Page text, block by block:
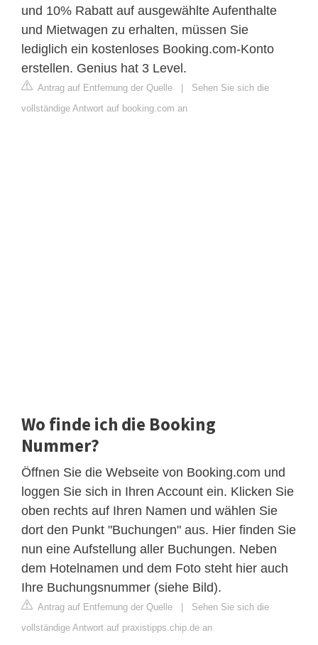
und 10% Rabatt auf ausgewählte Aufenthalte
und Mietwagen zu erhalten, müssen Sie
lediglich ein kostenloses Booking.com-Konto
erstellen. Genius hat 3 Level.
Antrag auf Entfernung der Quelle
Sehen Sie sich die
vollständige Antwort auf booking.com an
Wo finde ich die Booking
Nummer?
Öffnen Sie die Webseite von Booking.com und
loggen Sie sich in Ihren Account ein. Klicken Sie
oben rechts auf Ihren Namen und wählen Sie
dort den Punkt "Buchungen" aus. Hier finden Sie
nun eine Aufstellung aller Buchungen. Neben
dem Hotelnamen und dem Foto steht hier auch
Ihre Buchungsnummer (siehe Bild).
Antrag auf Entfernung der Quelle
Sehen Sie sich die
vollständige Antwort auf praxistipps.chip.de an